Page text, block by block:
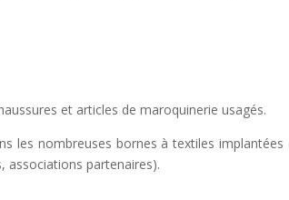
et articles de maroquinerie usagés.
les nombreuses bornes à textiles implantées
associations partenaires).